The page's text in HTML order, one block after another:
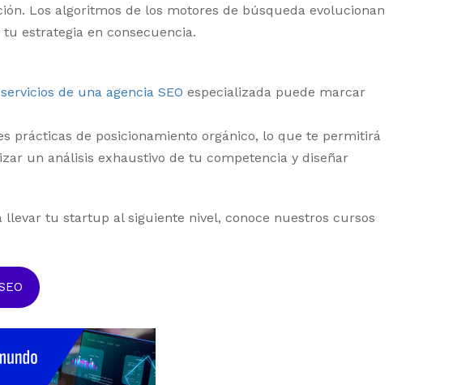
Los algoritmos de los motores de búsqueda evolucionan
estrategia en consecuencia.
de una agencia SEO especializada puede marcar
prácticas de posicionamiento orgánico, lo que te permitirá
un análisis exhaustivo de tu competencia y diseñar
tu startup al siguiente nivel, conoce nuestros cursos